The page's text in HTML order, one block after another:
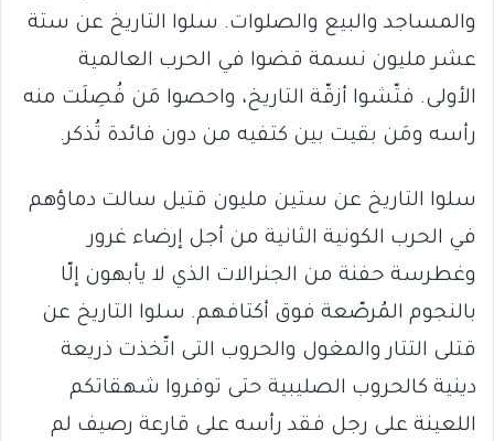
والمساجد والبيع والصلوات. سلوا التاريخ عن ستة
عشر مليون نسمة قضوا في الحرب العالمية
الأولى. فتّشوا أزقّة التاريخ، واحصوا مَن فُصِلَت منه
رأسه ومَن بقيت بين كتفيه من دون فائدة تُذكر.
سلوا التاريخ عن ستين مليون قتيل سالت دماؤهم
في الحرب الكونية الثانية من أجل إرضاء غرور
وغطرسة حفنة من الجنرالات الذي لا يأبهون إلّا
بالنجوم المُرصّعة فوق أكتافهم. سلوا التاريخ عن
قتلى التتار والمغول والحروب التى اتّخذت ذريعة
دينية كالحروب الصليبية حتى توفروا شهقاتكم
اللعينة على رجل فقد رأسه على قارعة رصيف لم